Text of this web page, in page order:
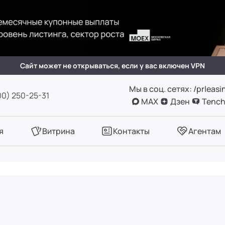
505)
153)
оф. 411
780)
661)
Сайт может не открываться, если у вас включен VPN
250-25-31
Мы в соц. сетях: /
MAX
Дзен
Витрина Контакты Агентам